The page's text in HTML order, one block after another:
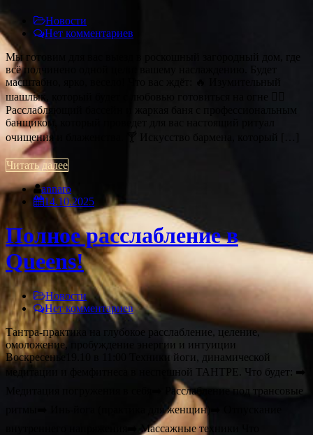
Новости
Нет комментариев
Мы готовим для вас выезд в роскошный загородный дом, где
всё подчинено одной цели: вашему наслаждению. Будет
масштабно, ярко, весело! Что ваc ждёт: 🔥 Изумительный
шашлык, который будет с любовью готовиться на огне 🧖‍♀️
Расслабляющий бассейн и жаркая баня с профессиональным
банщиком, который проведет для вас настоящий ритуал
очищения и блаженства. 🍸 Искусство бармена, который […]
Читать далее
annaro
14.10.2025
Полное расслабление в
Queens!
Новости
Нет комментариев
Тантра-практика на глубокое расслабление, целение,
омоложение, пробуждение энергии и интуиции
Воскресенье19.10 в 11:00 Техники йоги, динамической
медитации и фемфитнеса в неспешной ТАНТРЕ. Что будет: ➡️
Медитация погружения в себя➡️ Расслабление под трансовые
ритмы➡️ Инь-йога (практика для женщин)➡️ Отпускание
внутреннего напряжения➡️ Массажные техники Что